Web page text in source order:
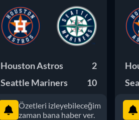
Houston Astros
2
Seattle Mariners
10
Özetleri izleyebileceğim
zaman bana haber ver.